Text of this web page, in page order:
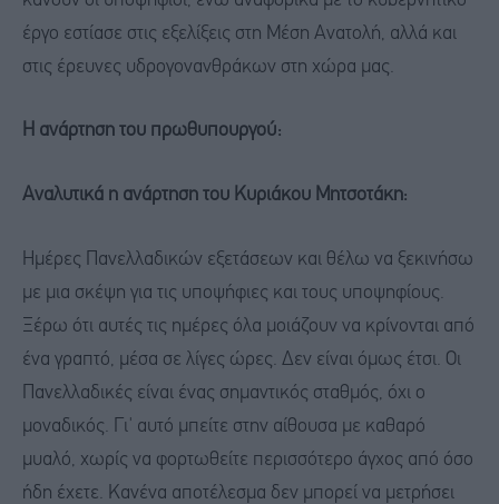
έργο εστίασε στις εξελίξεις στη Μέση Ανατολή, αλλά και
στις έρευνες υδρογονανθράκων στη χώρα μας.
Η ανάρτηση του πρωθυπουργού:
Αναλυτικά η ανάρτηση του Κυριάκου Μητσοτάκη:
Ημέρες Πανελλαδικών εξετάσεων και θέλω να ξεκινήσω
με μια σκέψη για τις υποψήφιες και τους υποψηφίους.
Ξέρω ότι αυτές τις ημέρες όλα μοιάζουν να κρίνονται από
ένα γραπτό, μέσα σε λίγες ώρες. Δεν είναι όμως έτσι. Οι
Πανελλαδικές είναι ένας σημαντικός σταθμός, όχι ο
μοναδικός. Γι' αυτό μπείτε στην αίθουσα με καθαρό
μυαλό, χωρίς να φορτωθείτε περισσότερο άγχος από όσο
ήδη έχετε. Κανένα αποτέλεσμα δεν μπορεί να μετρήσει